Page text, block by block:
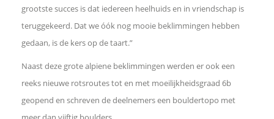
s
p
p
grootste succes is dat iedereen heelhuids en in vriendschap is
teruggekeerd. Dat we óók nog mooie beklimmingen hebben
gedaan, is de kers op de taart.”
Naast deze grote alpiene beklimmingen werden er ook een
reeks nieuwe rotsroutes tot en met moeilijkheidsgraad 6b
geopend en schreven de deelnemers een bouldertopo met